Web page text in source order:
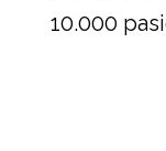
10.000